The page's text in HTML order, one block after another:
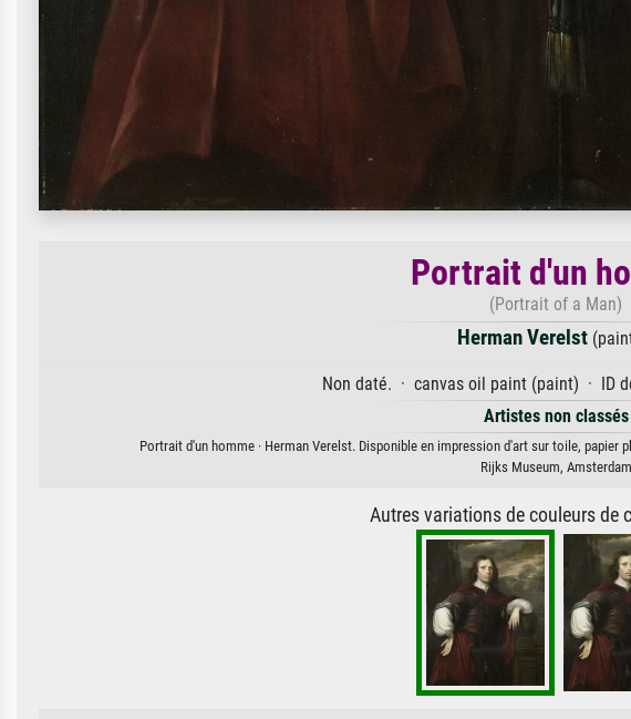
Portrait d'un
(Portrait of a Man)
Herman Verelst
Non daté. · canvas oil paint (paint) · ID
Artistes non classés
Portrait d'un homme · Herman Verelst. Disponible en impression d'art sur toile, papier
Rijks Museum, Amsterdam
Autres variations de couleurs de